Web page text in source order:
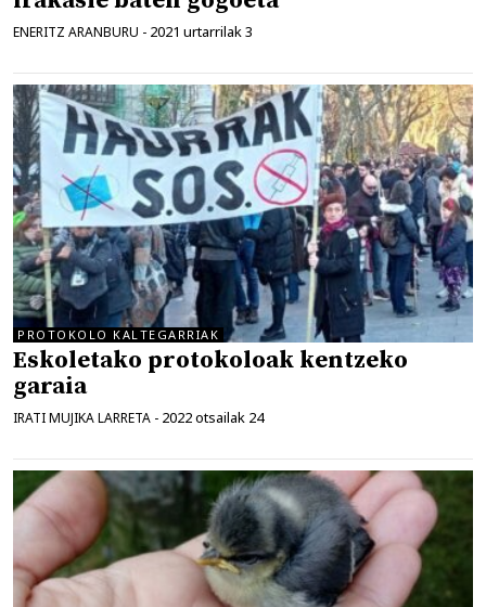
ENERITZ ARANBURU - 2021 urtarrilak 3
PROTOKOLO KALTEGARRIAK
Eskoletako protokoloak kentzeko
garaia
IRATI MUJIKA LARRETA - 2022 otsailak 24